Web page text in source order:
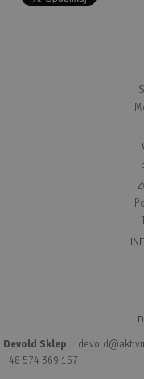
Devold Sklep
+48 574 369 157